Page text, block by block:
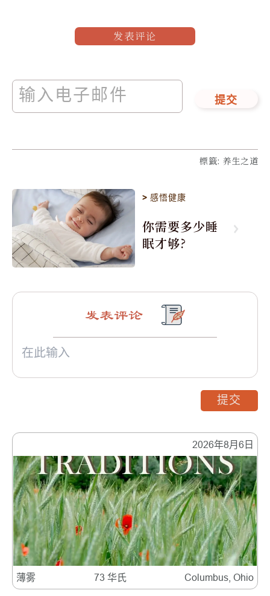
发表评论
提交
標籤: 养生之道
>感悟健康
你需要多少睡
眠才够?
2026年8月6日
薄雾 73 华氏 Columbus, Ohio
发表评论
提交